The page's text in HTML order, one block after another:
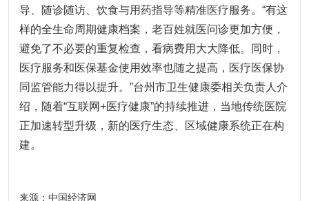
导、随诊随访、饮食与用药指导等精准医疗服务。“有这
样的全生命周期健康档案，老百姓就医问诊更加方便，
避免了不必要的重复检查，看病费用大大降低。同时，
医疗服务和医保基金使用效率也随之提高，医疗医保协
同监管能力得以提升。”台州市卫生健康委相关负责人介
绍，随着“互联网+医疗健康”的持续推进，当地传统医院
正加速转型升级，新的医疗生态、区域健康系统正在构
建。
来源：中国经济网